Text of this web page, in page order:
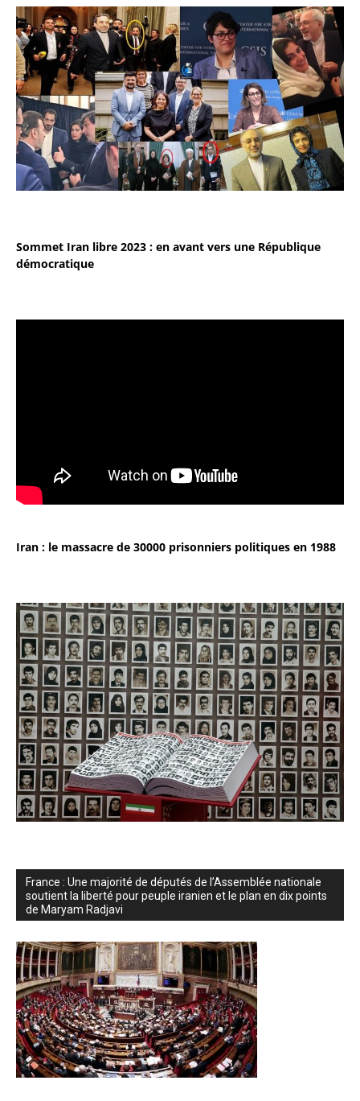
Sommet Iran libre 2023 : en avant vers une République
démocratique
Iran : le massacre de 30000 prisonniers politiques en 1988
France : Une majorité de députés de l’Assemblée nationale
soutient la liberté pour peuple iranien et le plan en dix points
de Maryam Radjavi